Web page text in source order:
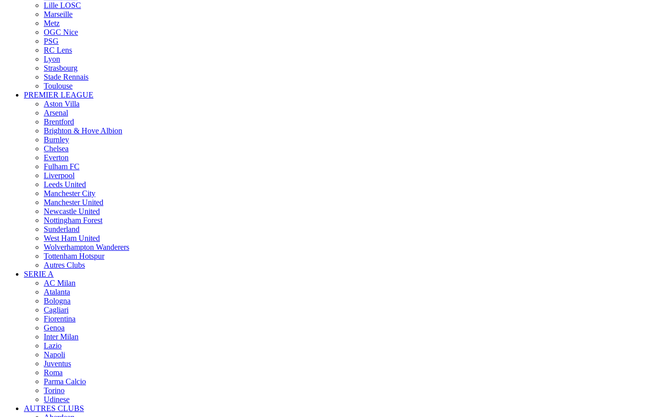
Lille LOSC
Marseille
Metz
OGC Nice
PSG
RC Lens
Lyon
Strasbourg
Stade Rennais
Toulouse
PREMIER LEAGUE
Aston Villa
Arsenal
Brentford
Brighton & Hove Albion
Burnley
Chelsea
Everton
Fulham FC
Liverpool
Leeds United
Manchester City
Manchester United
Newcastle United
Nottingham Forest
Sunderland
West Ham United
Wolverhampton Wanderers
Tottenham Hotspur
Autres Clubs
SERIE A
AC Milan
Atalanta
Bologna
Cagliari
Fiorentina
Genoa
Inter Milan
Lazio
Napoli
Juventus
Roma
Parma Calcio
Torino
Udinese
AUTRES CLUBS